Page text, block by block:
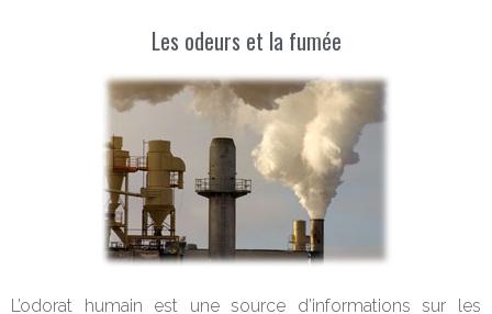
Les odeurs et la fumée
L’odorat humain est une source d’informations sur les